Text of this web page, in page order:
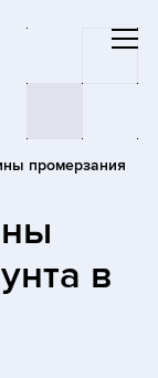
промерзания
в